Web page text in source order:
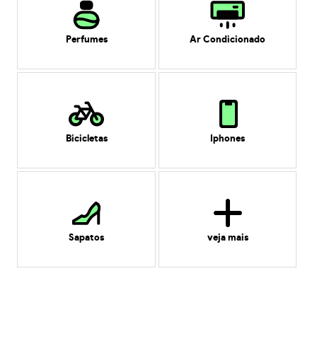
Perfumes Ar Condicionado
Bicicletas Iphones
Sapatos veja mais